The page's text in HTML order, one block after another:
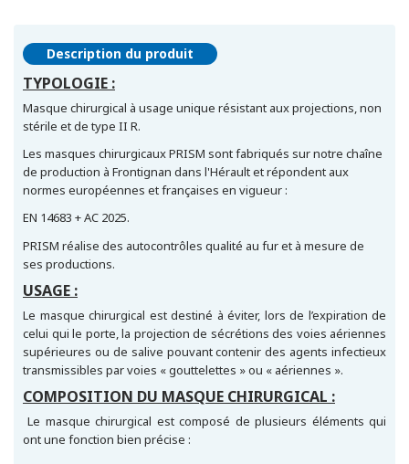
Description du produit
TYPOLOGIE :
Masque chirurgical à usage unique résistant aux projections, non
stérile et de type II R.
Les masques chirurgicaux PRISM sont fabriqués sur notre chaîne
de production à Frontignan dans l'Hérault et répondent aux
normes européennes et françaises en vigueur :
EN 14683 + AC 2025.
PRISM réalise des autocontrôles qualité au fur et à mesure de
ses productions.
USAGE :
Le masque chirurgical est destiné à éviter, lors de l’expiration de
celui qui le porte, la projection de sécrétions des voies aériennes
supérieures ou de salive pouvant contenir des agents infectieux
transmissibles par voies « gouttelettes » ou « aériennes ».
COMPOSITION DU MASQUE CHIRURGICAL :
Le masque chirurgical est composé de plusieurs éléments qui
ont une fonction bien précise :